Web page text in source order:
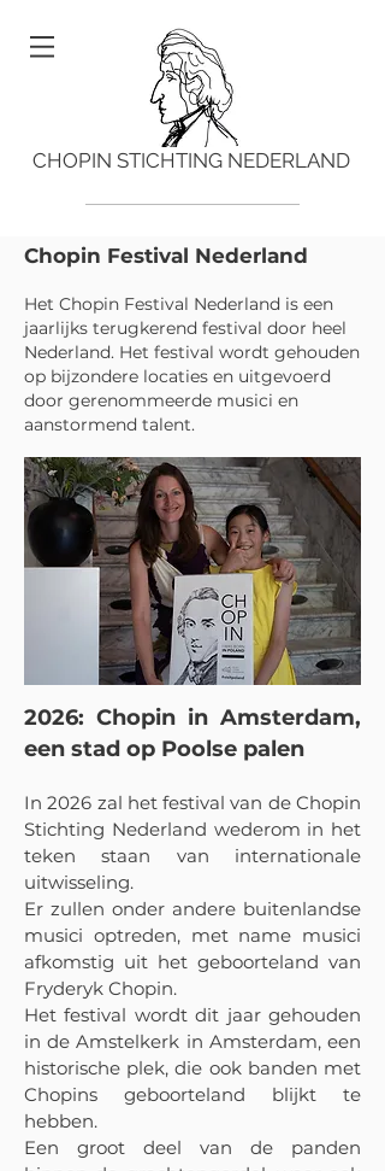
CHOPIN STICHTING NEDERLAND
Chopin Festival Nederland
Het Chopin Festival Nederland is een
jaarlijks terugkerend festival door heel
Nederland. Het festival wordt gehouden
op bijzondere locaties en uitgevoerd
door gerenommeerde musici en
aanstormend talent.
2026: Chopin in Amsterdam,
een stad op Poolse palen
In 2026 zal het festival van de Chopin
Stichting Nederland wederom in het
teken staan van internationale
uitwisseling.
Er zullen onder andere buitenlandse
musici optreden, met name musici
afkomstig uit het geboorteland van
Fryderyk Chopin.
Het festival wordt dit jaar gehouden
in de Amstelkerk in Amsterdam, een
historische plek, die ook banden met
Chopins geboorteland blijkt te
hebben.
Een groot deel van de panden